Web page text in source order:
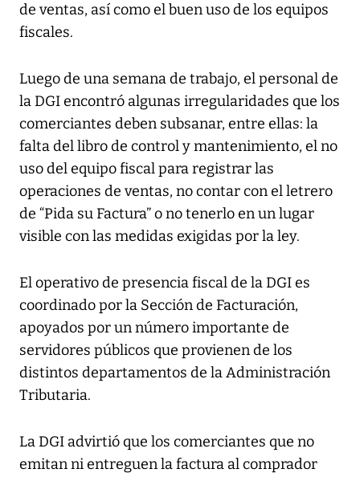
de ventas, así como el buen uso de los equipos
fiscales.
Luego de una semana de trabajo, el personal de
la DGI encontró algunas irregularidades que los
comerciantes deben subsanar, entre ellas: la
falta del libro de control y mantenimiento, el no
uso del equipo fiscal para registrar las
operaciones de ventas, no contar con el letrero
de “Pida su Factura” o no tenerlo en un lugar
visible con las medidas exigidas por la ley.
El operativo de presencia fiscal de la DGI es
coordinado por la Sección de Facturación,
apoyados por un número importante de
servidores públicos que provienen de los
distintos departamentos de la Administración
Tributaria.
La DGI advirtió que los comerciantes que no
emitan ni entreguen la factura al comprador